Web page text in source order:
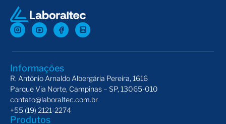
Informações
R. Antônio Arnaldo Albergária Pereira, 1616
Parque Via Norte, Campinas – SP, 13065-010
contato@laboraltec.com.br
+55 (19) 2121-2274
Produtos